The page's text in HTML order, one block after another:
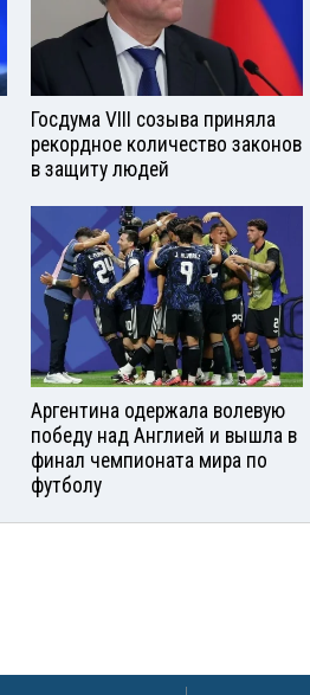
Госдума VIII созыва приняла
рекордное количество законов
в защиту людей
Аргентина одержала волевую
победу над Англией и вышла в
финал чемпионата мира по
футболу